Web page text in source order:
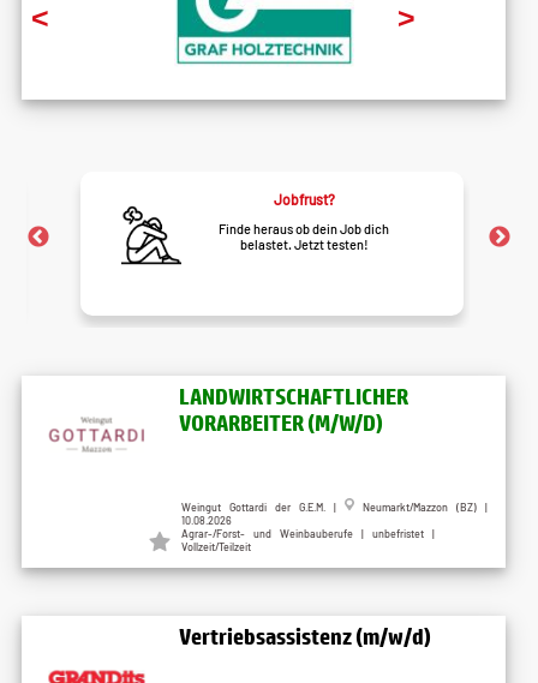
< >
Finde heraus ob dein Job dich
belastet. Jetzt testen!
LANDWIRTSCHAFTLICHER
VORARBEITER (M/W/D)
Weingut Gottardi der G.E.M. | Neumarkt/Mazzon (BZ) |
10.08.2026
Agrar-/Forst- und Weinbauberufe | unbefristet |
Vollzeit/Teilzeit
Vertriebsassistenz (m/w/d)